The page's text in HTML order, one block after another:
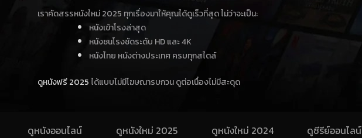
เราคัดสรรหนังใหม่ 2025 ทุกเรื่องมาให้คุณได้ดูเร็วที่สุด ไม่ว่าจะเป็น:
หนังเข้าโรงล่าสุด
หนังชนโรงชัดระดับ HD และ 4K
หนังไทย หนังต่างประเทศ ครบทุกสไตล์
ดูหนังฟรี 2025ได้แบบไม่มีโฆษณารบกวน ดูต่อเนื่องไม่มีสะดุด
ดูหนังออนไลน์ ดูหนังใหม่ 2025 ดูหนังใหม่ 2024 ดูซีรีย์ออนไลน์